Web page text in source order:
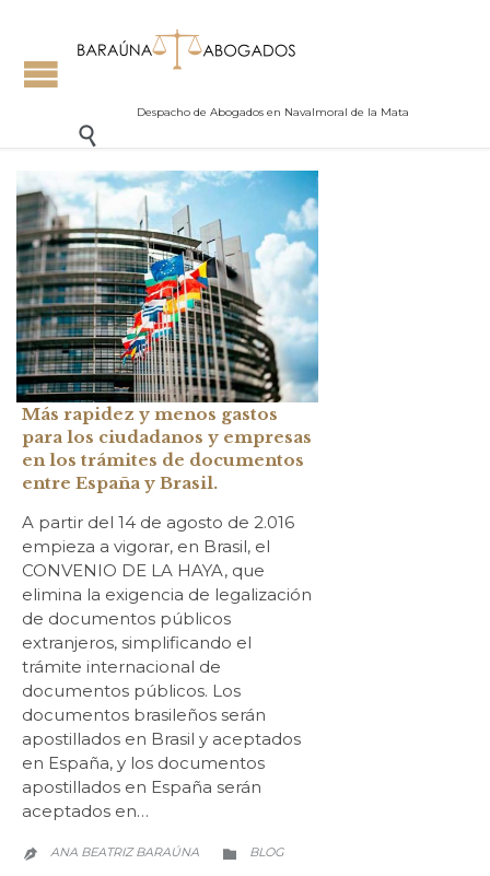
Despacho de Abogados en Navalmoral de la Mata

Más rapidez y menos gastos
para los ciudadanos y empresas
en los trámites de documentos
entre España y Brasil.
A partir del 14 de agosto de 2.016
empieza a vigorar, en Brasil, el
CONVENIO DE LA HAYA, que
elimina la exigencia de legalización
de documentos públicos
extranjeros, simplificando el
trámite internacional de
documentos públicos. Los
documentos brasileños serán
apostillados en Brasil y aceptados
en España, y los documentos
apostillados en España serán
aceptados en…
 ANA BEATRIZ BARAÚNA  CATEGORY
BLOG